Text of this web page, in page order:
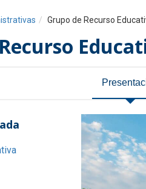
Grupo de Recurso